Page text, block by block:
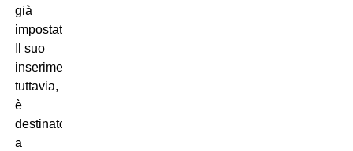
già
impostate.
Il suo
inserimento,
tuttavia,
è
destinato
a